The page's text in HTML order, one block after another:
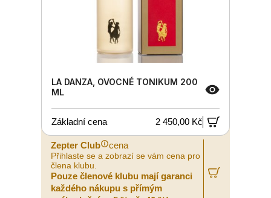
LA DANZA, OVOCNÉ TONIKUM 200
ML
Základní cena 2 450,00 Kč
Zepter Club cena
Přihlaste se a zobrazí se vám cena pro
člena klubu.
Pouze členové klubu mají garanci
každého nákupu s přímým